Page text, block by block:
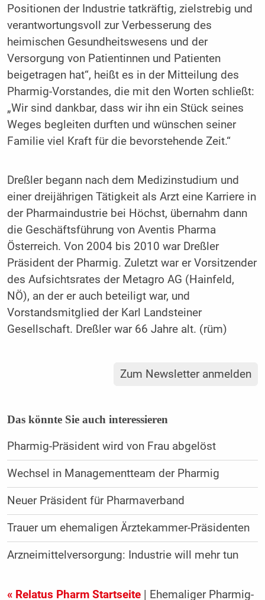
Positionen der Industrie tatkräftig, zielstrebig und
verantwortungsvoll zur Verbesserung des
heimischen Gesundheitswesens und der
Versorgung von Patientinnen und Patienten
beigetragen hat“, heißt es in der Mitteilung des
Pharmig-Vorstandes, die mit den Worten schließt:
„Wir sind dankbar, dass wir ihn ein Stück seines
Weges begleiten durften und wünschen seiner
Familie viel Kraft für die bevorstehende Zeit.“
Dreßler begann nach dem Medizinstudium und
einer dreijährigen Tätigkeit als Arzt eine Karriere in
der Pharmaindustrie bei Höchst, übernahm dann
die Geschäftsführung von Aventis Pharma
Österreich. Von 2004 bis 2010 war Dreßler
Präsident der Pharmig. Zuletzt war er Vorsitzender
des Aufsichtsrates der Metagro AG (Hainfeld,
NÖ), an der er auch beteiligt war, und
Vorstandsmitglied der Karl Landsteiner
Gesellschaft. Dreßler war 66 Jahre alt. (rüm)
Zum Newsletter anmelden
Das könnte Sie auch interessieren
Pharmig-Präsident wird von Frau abgelöst
Wechsel in Managementteam der Pharmig
Neuer Präsident für Pharmaverband
Trauer um ehemaligen Ärztekammer-Präsidenten
Arzneimittelversorgung: Industrie will mehr tun
« Relatus Pharm Startseite| Ehemaliger Pharmig-